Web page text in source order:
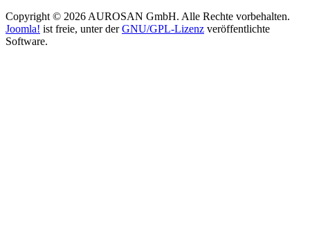
Copyright © 2026 AUROSAN GmbH. Alle Rechte vorbehalten.
Joomla! ist freie, unter derGNU/GPL-Lizenz veröffentlichte
Software.